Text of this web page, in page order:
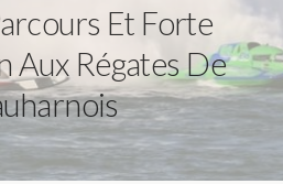
Et Forte
Aux Régates De